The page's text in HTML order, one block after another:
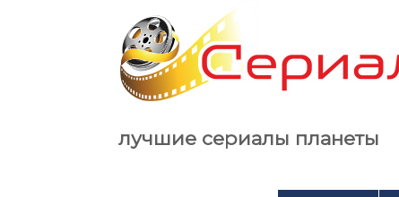
лучшие сериалы планеты